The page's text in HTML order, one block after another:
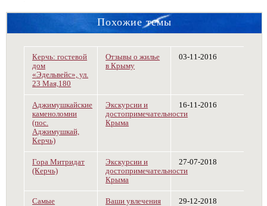
Похожие темы
Керчь: гостевой
дом
«Эдельвейс», ул.
23 Мая,180
Отзывы о жилье
в Крыму
03-11-2016
Аджимушкайские
каменоломни
(пос.
Аджимушкай,
Керчь)
Экскурсии и
достопримечательности
Крыма
16-11-2016
Гора Митридат
(Керчь)
Экскурсии и
достопримечательности
Крыма
27-07-2018
Самые Ваши увлечения 29-12-2018